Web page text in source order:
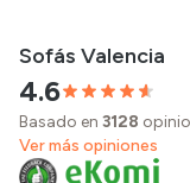
Sofás Valencia
4.6
Basado en 3128
Ver más opiniones